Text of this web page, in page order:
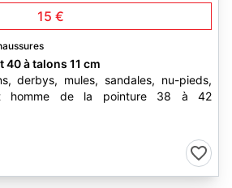
15 €
à talons 11 cm
derbys, mules, sandales, nu-pieds,
homme de la pointure 38 à 42